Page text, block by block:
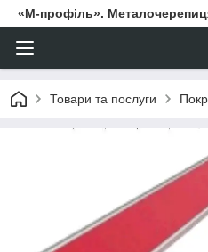
«М-профіль».
Товари та послуги